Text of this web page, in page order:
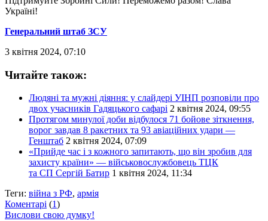
Україні!
Генеральний штаб ЗСУ
3 квітня 2024, 07:10
Читайте також:
Людяні та мужні діяння: у слайдері УІНП розповіли про
двох учасників Гадяцького сафарі 2 квітня 2024, 09:55
Протягом минулої доби відбулося 71 бойове зіткнення,
ворог завдав 8 ракетних та 93 авіаційних удари —
Генштаб 2 квітня 2024, 07:09
«Прийде час і з кожного запитають, що він зробив для
захисту країни» — військовослужбовець ТЦК
та СП Сергій Батир 1 квітня 2024, 11:34
Теги: війна з РФ, армія
Коментарі (1)
Вислови свою думку!